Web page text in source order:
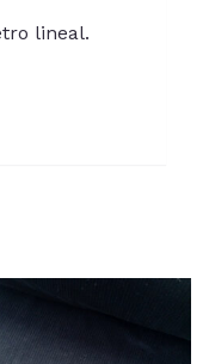
lineal.